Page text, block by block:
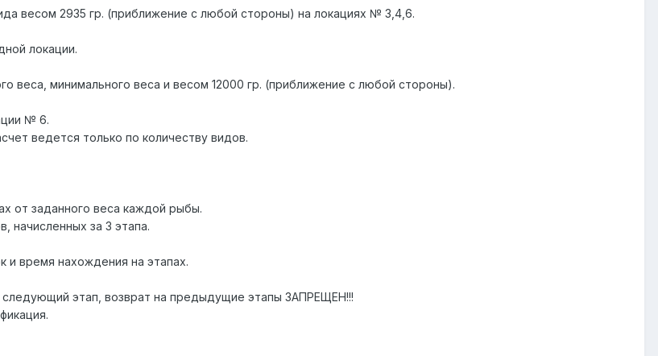
весом 2935 гр. (приближение с любой стороны) на локациях № 3,4,6.
локации.
веса, минимального веса и весом 12000 гр. (приближение с любой стороны).
№ 6.
ведется только по количеству видов.
от заданного веса каждой рыбы.
начисленных за 3 этапа.
и время нахождения на этапах.
этап, возврат на предыдущие этапы ЗАПРЕЩЕН!!!